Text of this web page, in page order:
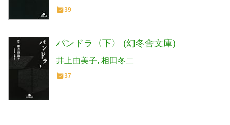
39
パンドラ〈下〉 (幻冬舎文庫)
井上由美子 相田冬二
37